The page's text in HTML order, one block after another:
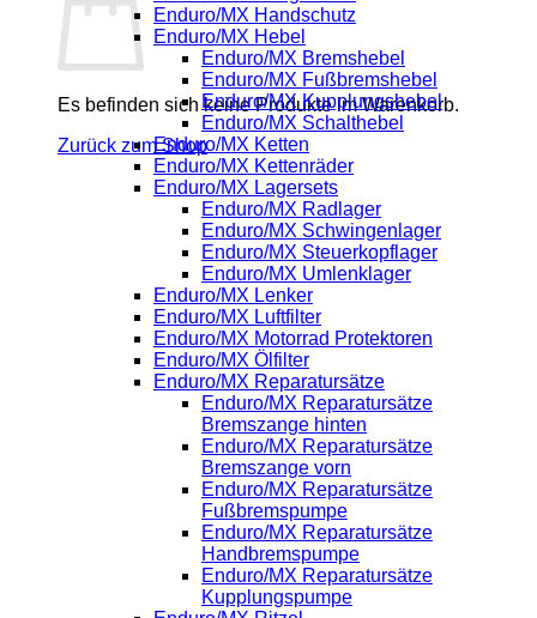
Es befinden sich keine Produkte im Warenkorb.
Zurück zum Shop
Enduro/MX Handschutz
Enduro/MX Hebel
Enduro/MX Bremshebel
Enduro/MX Fußbremshebel
Enduro/MX Kupplungshebel
Enduro/MX Schalthebel
Enduro/MX Ketten
Enduro/MX Kettenräder
Enduro/MX Lagersets
Enduro/MX Radlager
Enduro/MX Schwingenlager
Enduro/MX Steuerkopflager
Enduro/MX Umlenklager
Enduro/MX Lenker
Enduro/MX Luftfilter
Enduro/MX Motorrad Protektoren
Enduro/MX Ölfilter
Enduro/MX Reparatursätze
Enduro/MX Reparatursätze
Bremszange hinten
Enduro/MX Reparatursätze
Bremszange vorn
Enduro/MX Reparatursätze
Fußbremspumpe
Enduro/MX Reparatursätze
Handbremspumpe
Enduro/MX Reparatursätze
Kupplungspumpe